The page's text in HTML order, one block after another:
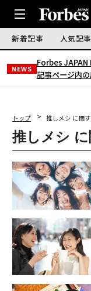
新着記事 人気記事
NEWS
Forbes JAPAN
記事ページ内
トップ 推しメシ に関
推しメシ